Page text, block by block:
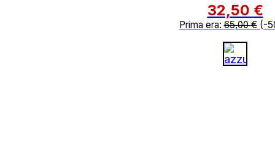
32,50 €
Prima era:65,00€(-